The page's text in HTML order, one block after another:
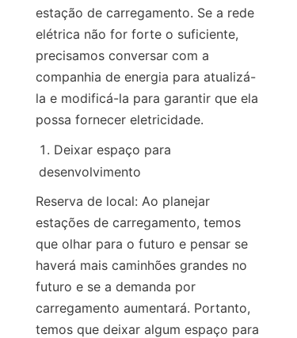
estação de carregamento. Se a rede
elétrica não for forte o suficiente,
precisamos conversar com a
companhia de energia para atualizá-
la e modificá-la para garantir que ela
possa fornecer eletricidade.
Deixar espaço para
desenvolvimento
Reserva de local: Ao planejar
estações de carregamento, temos
que olhar para o futuro e pensar se
haverá mais caminhões grandes no
futuro e se a demanda por
carregamento aumentará. Portanto,
temos que deixar algum espaço para